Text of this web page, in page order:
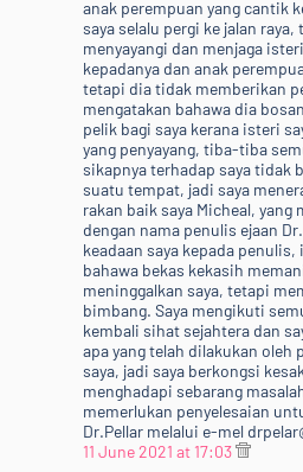
anak perempuan yang cantik
saya selalu pergi ke jalan
menyayangi dan menjaga
kepadanya dan anak
tetapi dia tidak memberikan
mengatakan bahawa dia
pelik bagi saya kerana isteri
yang penyayang, tiba-tiba
sikapnya terhadap saya tidak
suatu tempat, jadi saya
rakan baik saya Micheal, yang
dengan nama penulis ejaan
keadaan saya kepada
bahawa bekas kekasih
meninggalkan saya, tetapi
bimbang. Saya mengikuti
kembali sihat sejahtera dan
apa yang telah dilakukan oleh
saya, jadi saya berkongsi
menghadapi sebarang
memerlukan penyelesaian
Dr.Pellar melalui e-mel
11 June 2021 at 17:03